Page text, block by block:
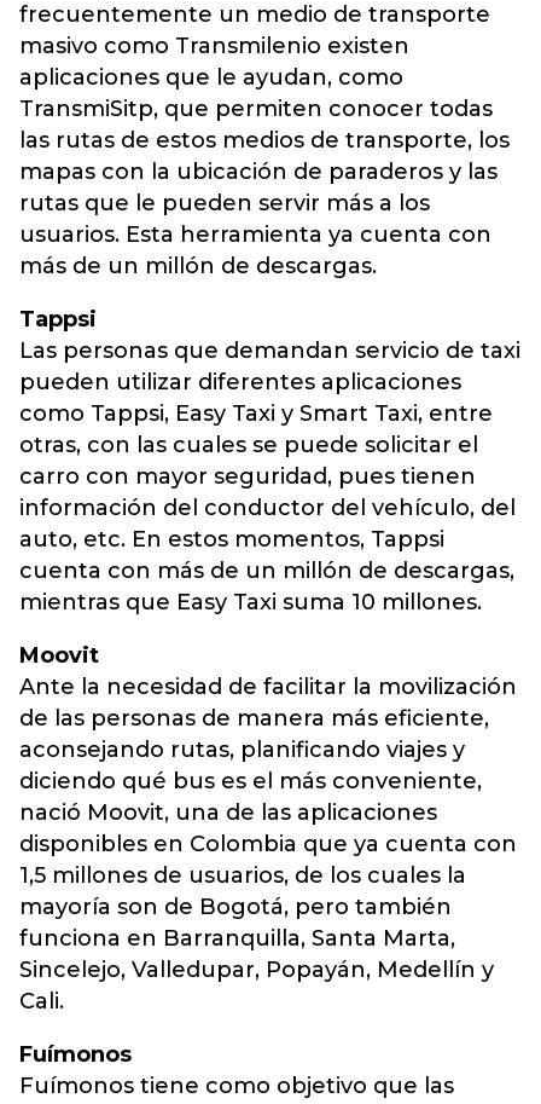
frecuentemente un medio de transporte
masivo como Transmilenio existen
aplicaciones que le ayudan, como
TransmiSitp, que permiten conocer todas
las rutas de estos medios de transporte, los
mapas con la ubicación de paraderos y las
rutas que le pueden servir más a los
usuarios. Esta herramienta ya cuenta con
más de un millón de descargas.
Tappsi
Las personas que demandan servicio de taxi
pueden utilizar diferentes aplicaciones
como Tappsi, Easy Taxi y Smart Taxi, entre
otras, con las cuales se puede solicitar el
carro con mayor seguridad, pues tienen
información del conductor del vehículo, del
auto, etc. En estos momentos, Tappsi
cuenta con más de un millón de descargas,
mientras que Easy Taxi suma 10 millones.
Moovit
Ante la necesidad de facilitar la movilización
de las personas de manera más eficiente,
aconsejando rutas, planificando viajes y
diciendo qué bus es el más conveniente,
nació Moovit, una de las aplicaciones
disponibles en Colombia que ya cuenta con
1,5 millones de usuarios, de los cuales la
mayoría son de Bogotá, pero también
funciona en Barranquilla, Santa Marta,
Sincelejo, Valledupar, Popayán, Medellín y
Cali.
Fuímonos
Fuímonos tiene como objetivo que las